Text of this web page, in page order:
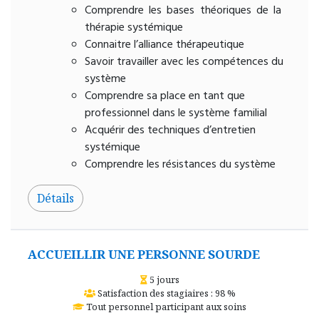
Comprendre les bases théoriques de la
thérapie systémique
Connaitre l’alliance thérapeutique
Savoir travailler avec les compétences du
système
Comprendre sa place en tant que
professionnel dans le système familial
Acquérir des techniques d’entretien
systémique
Comprendre les résistances du système
Détails
ACCUEILLIR UNE PERSONNE SOURDE
5 jours
Satisfaction des stagiaires : 98 %
Tout personnel participant aux soins